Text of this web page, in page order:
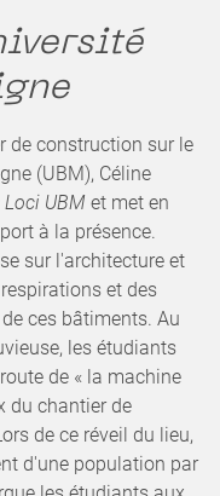
de construction sur le
(UBM), Céline
Loci UBM et met en
à la présence.
sur l'architecture et
et des
ces bâtiments. Au
les étudiants
de « la machine
du chantier de
de ce réveil du lieu,
d'une population par